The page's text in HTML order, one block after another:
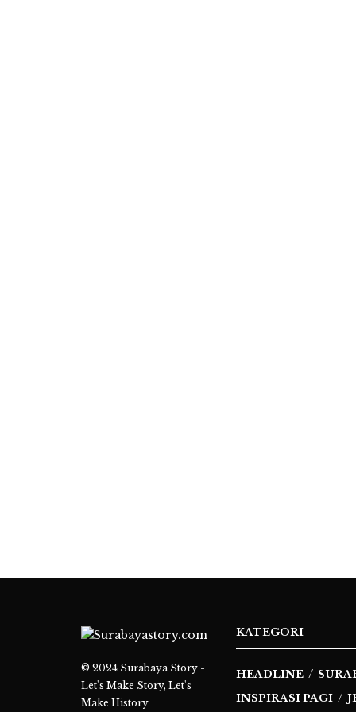
© 2024 Surabaya Story -
Let's Make Story, Let's
Make History
KATEGORI
HEADLINE
INSPIRASI PAGI